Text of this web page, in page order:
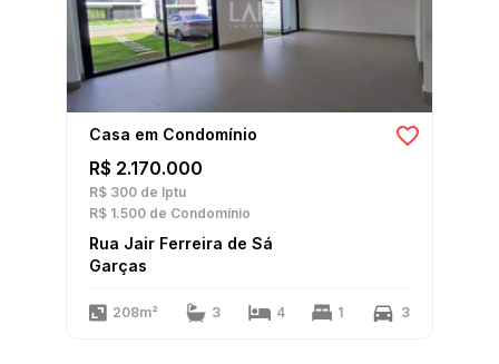
Casa em Condomínio
R$ 2.170.000
R$ 300 de Iptu
R$ 1.500 de Condomínio
Rua Jair Ferreira de Sá
Garças
208m² 3 4 1 3